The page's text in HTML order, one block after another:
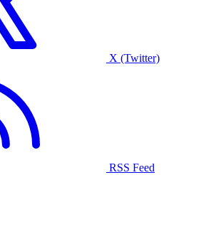
X (Twitter)
RSS Feed